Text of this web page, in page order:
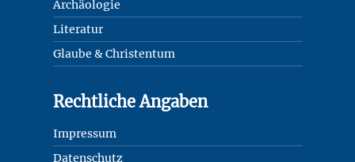
Archäologie
Literatur
Glaube & Christentum
Rechtliche Angaben
Impressum
Datenschutz